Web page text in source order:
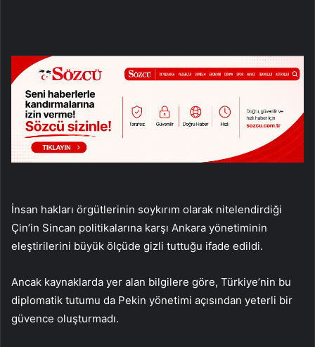
İnsan hakları örgütlerinin soykırım olarak nitelendirdiği
Çin’in Sincan politikalarına karşı Ankara yönetiminin
eleştirilerini büyük ölçüde gizli tuttuğu ifade edildi.
Ancak kaynaklarda yer alan bilgilere göre, Türkiye’nin bu
diplomatik tutumu da Pekin yönetimi açısından yeterli bir
güvence oluşturmadı.